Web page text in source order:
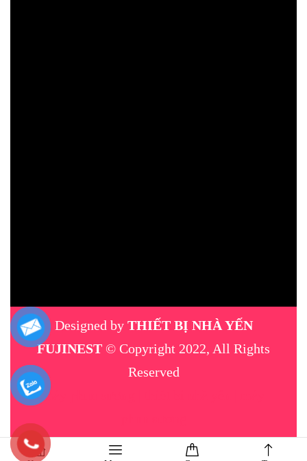
Designed by THIẾT BỊ NHÀ YẾN
FUJINEST © Copyright 2022, All Rights
Reserved
máy phun sương